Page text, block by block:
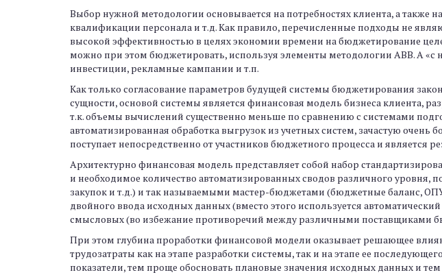
Выбор нужной методологии основывается на потребностях клиента, а также
квалификации персонала и т.д. Как правило, перечисленные подходы не
высокой эффективностью в целях экономии времени на бюджетирование
можно при этом бюджетировать, используя элементы методологии ABB. А «с
инвестиции, рекламные кампании и т.п.
Как только согласование параметров будущей системы бюджетирования
сущности, основой системы является финансовая модель бизнеса клиента,
т.к. объемы вычислений существенно меньше по сравнению с системами
автоматизированная обработка выгрузок из учетных систем, зачастую
поступает непосредственно от участников бюджетного процесса и является
Архитектурно финансовая модель представляет собой набор
и необходимое количество автоматизированных сводов различного
закупок и т.д.) и так называемыми мастер-бюджетами (бюджетные баланс,
двойного ввода исходных данных (вместо этого используется
смысловых (во избежание противоречий между различными поставщиками
При этом глубина проработки финансовой модели оказывает решающее
трудозатраты как на этапе разработки системы, так и на этапе ее
показатели, тем проще обосновать плановые значения исходных данных и